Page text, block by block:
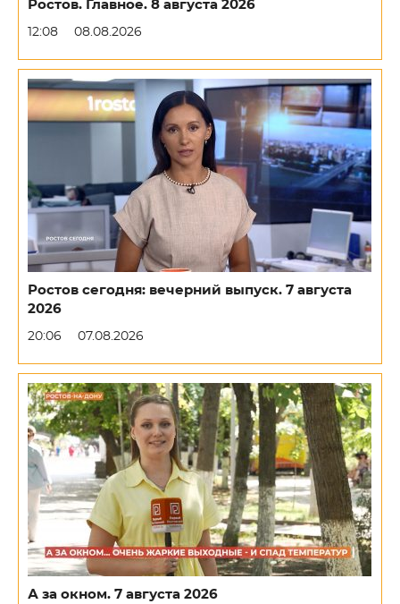
Ростов. Главное. 8 августа 2026
12:08 08.08.2026
Ростов сегодня: вечерний выпуск. 7 августа
2026
20:06 07.08.2026
А за окном. 7 августа 2026